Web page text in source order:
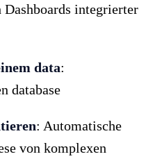
integrierter
data:
database
: Automatische
von komplexen